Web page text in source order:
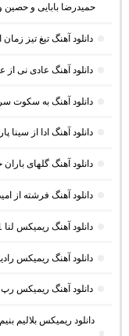
حمیدرضا بابایی و
دانلود آهنگ تیغ تیز
دانلود آهنگ عادی نی
دانلود آهنگ به سکوت
دانلود آهنگ ادا از سینا
دانلود آهنگ گلهای
دانلود آهنگ فرشته از
دانلود آهنگ ریمیکس لنا 1 از دیجی سوشی
دانلود آهنگ ریمیکس رادیو تهران 18 از دیجی ای فر
دانلود آهنگ ریمیکس
دانلود ریمیکس بلالیم